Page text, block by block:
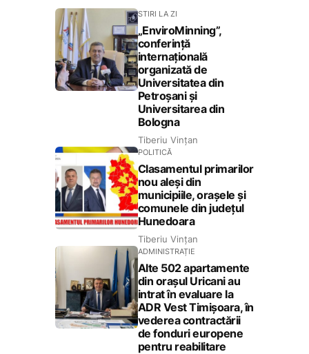
STIRI LA ZI
„EnviroMinning”,
conferință
internațională
organizată de
Universitatea din
Petroșani și
Universitarea din
Bologna
Tiberiu Vințan
POLITICĂ
Clasamentul primarilor
nou aleși din
municipiile, orașele și
comunele din județul
Hunedoara
Tiberiu Vințan
ADMINISTRAȚIE
Alte 502 apartamente
din orașul Uricani au
intrat în evaluare la
ADR Vest Timișoara, în
vederea contractării
de fonduri europene
pentru reabilitare